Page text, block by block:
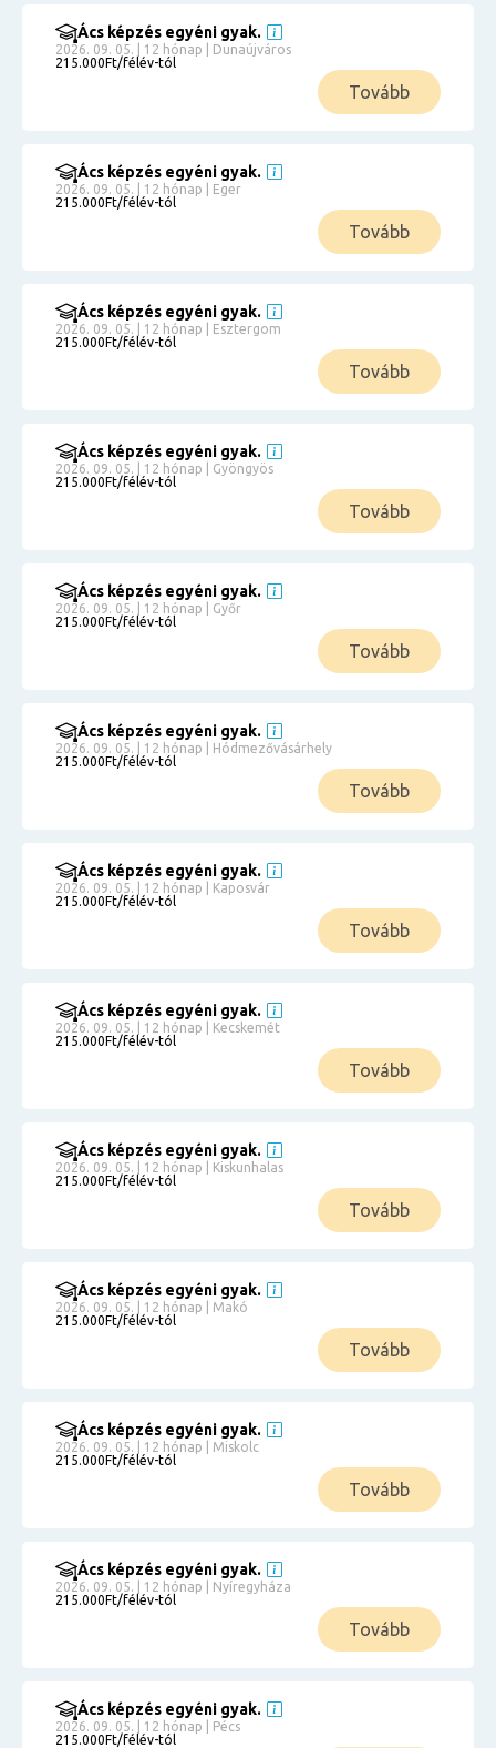
Ács képzés egyéni gyak.
2026. 09. 05. | 12 hónap | Dunaújváros
215.000Ft/félév-tól
Tovább
Ács képzés egyéni gyak.
2026. 09. 05. | 12 hónap | Eger
215.000Ft/félév-tól
Tovább
Ács képzés egyéni gyak.
2026. 09. 05. | 12 hónap | Esztergom
215.000Ft/félév-tól
Tovább
Ács képzés egyéni gyak.
2026. 09. 05. | 12 hónap | Gyöngyös
215.000Ft/félév-tól
Tovább
Ács képzés egyéni gyak.
2026. 09. 05. | 12 hónap | Győr
215.000Ft/félév-tól
Tovább
Ács képzés egyéni gyak.
2026. 09. 05. | 12 hónap | Hódmezővásárhely
215.000Ft/félév-tól
Tovább
Ács képzés egyéni gyak.
2026. 09. 05. | 12 hónap | Kaposvár
215.000Ft/félév-tól
Tovább
Ács képzés egyéni gyak.
2026. 09. 05. | 12 hónap | Kecskemét
215.000Ft/félév-tól
Tovább
Ács képzés egyéni gyak.
2026. 09. 05. | 12 hónap | Kiskunhalas
215.000Ft/félév-tól
Tovább
Ács képzés egyéni gyak.
2026. 09. 05. | 12 hónap | Makó
215.000Ft/félév-tól
Tovább
Ács képzés egyéni gyak.
2026. 09. 05. | 12 hónap | Miskolc
215.000Ft/félév-tól
Tovább
Ács képzés egyéni gyak.
2026. 09. 05. | 12 hónap | Nyíregyháza
215.000Ft/félév-tól
Tovább
Ács képzés egyéni gyak.
2026. 09. 05. | 12 hónap | Pécs
215.000Ft/félév-tól